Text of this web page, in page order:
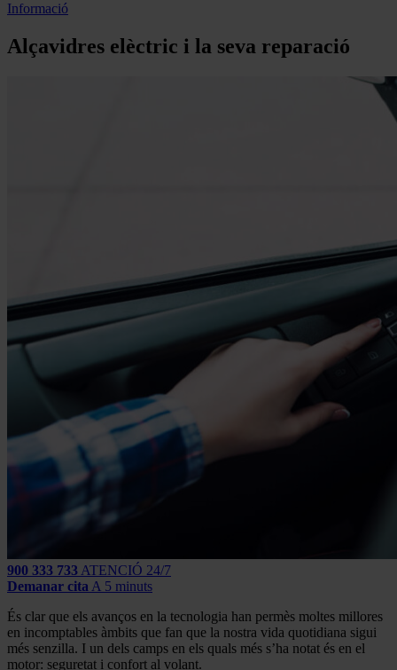
Informació
Alçavidres elèctric i la seva reparació
900 333 733 ATENCIÓ 24/7
Demanar cita A 5 minuts
És clar que els avanços en la tecnologia han permès moltes millores
en incomptables àmbits que fan que la nostra vida quotidiana sigui
més senzilla. I un dels camps en els quals més s’ha notat és en el
motor: seguretat i confort al volant.